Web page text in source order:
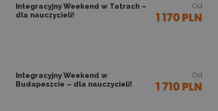
Integracyjny Weekend w Tatrach –
dla nauczycieli!
Od
1 170 PLN
Integracyjny Weekend w
Budapeszcie – dla nauczycieli!
Od
1 710 PLN